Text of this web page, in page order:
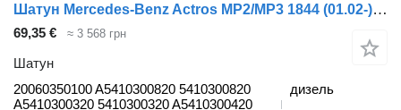
Шатун Mercedes-Benz Actros MP2/MP3 1844 (01.02-) 20060350100 до тягача Mercedes-Benz Actros, Axor MP1, MP2, MP3 (1996-2014)
69,35 € ≈ 3 568 грн
Шатун
20060350100 A5410300820 5410300820
A5410300320 5410300320 A5410300420
дизель